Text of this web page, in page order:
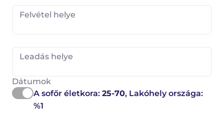
Felvétel helye
Leadás helye
Dátumok
A sofőr életkora:25-70, Lakóhely országa:
%1